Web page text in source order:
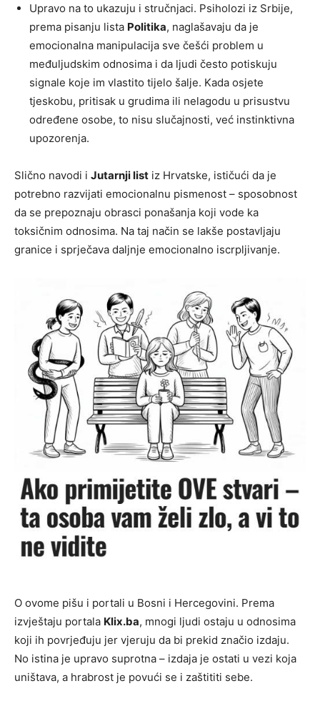
Upravo na to ukazuju i stručnjaci. Psiholozi iz Srbije,
prema pisanju lista Politika, naglašavaju da je
emocionalna manipulacija sve češći problem u
međuljudskim odnosima i da ljudi često potiskuju
signale koje im vlastito tijelo šalje. Kada osjete
tjeskobu, pritisak u grudima ili nelagodu u prisustvu
određene osobe, to nisu slučajnosti, već instinktivna
upozorenja.
Slično navodi i Jutarnji list iz Hrvatske, ističući da je
potrebno razvijati emocionalnu pismenost – sposobnost
da se prepoznaju obrasci ponašanja koji vode ka
toksičnim odnosima. Na taj način se lakše postavljaju
granice i sprječava daljnje emocionalno iscrpljivanje.
O ovome pišu i portali u Bosni i Hercegovini. Prema
izvještaju portala Klix.ba, mnogi ljudi ostaju u odnosima
koji ih povrjeđuju jer vjeruju da bi prekid značio izdaju.
No istina je upravo suprotna – izdaja je ostati u vezi koja
uništava, a hrabrost je povući se i zaštititi sebe.